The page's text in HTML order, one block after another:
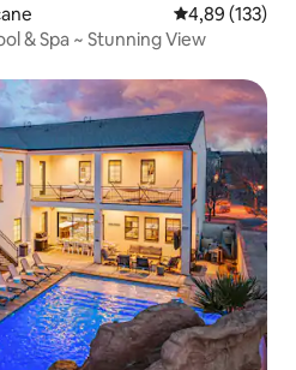
4,89 (133)
& Spa ~ Stunning View